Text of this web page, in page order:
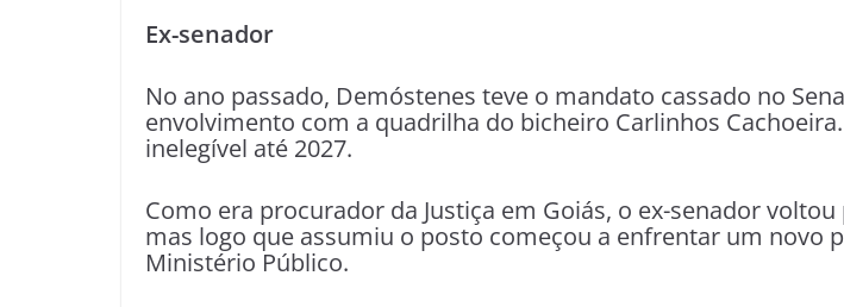
Ex-senador
No ano passado, Demóstenes teve o mandato cassado no
envolvimento com a quadrilha do bicheiro Carlinhos
inelegível até 2027.
Como era procurador da Justiça em Goiás, o ex-senador voltou
mas logo que assumiu o posto começou a enfrentar um novo
Ministério Público.